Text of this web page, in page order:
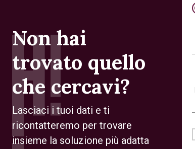
Non hai
trovato quello
che cercavi?
Lasciaci i tuoi dati e ti
ricontatteremo per trovare
insieme la soluzione più adatta